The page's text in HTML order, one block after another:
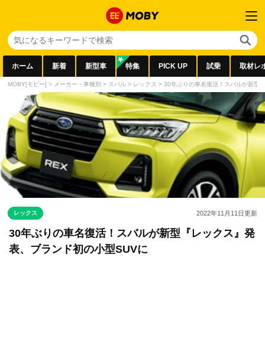
ホーム 新着 新型車 特集 PICK UP 試乗 取材レ
MOBY[モビー] > メーカー・車種別 > スバル > レックス > 30年ぶりの車名復活！スバルが新型
レックス 2022年11月11日更新
30年ぶりの車名復活！スバルが新型『レックス』発
表、ブランド初の小型SUVに